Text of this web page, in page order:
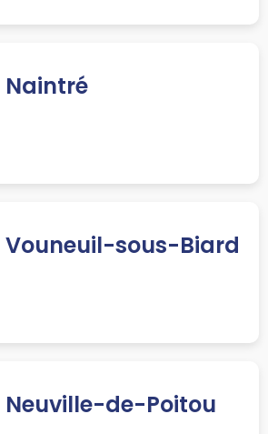
Naintré
Vouneuil-sous-Biard
Neuville-de-Poitou